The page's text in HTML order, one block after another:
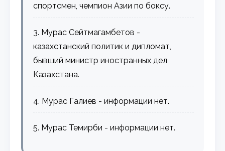
спортсмен, чемпион Азии по боксу.
3. Мурас Сейтмагамбетов -
казахстанский политик и дипломат,
бывший министр иностранных дел
Казахстана.
4. Мурас Галиев - информации нет.
5. Мурас Темирби - информации нет.